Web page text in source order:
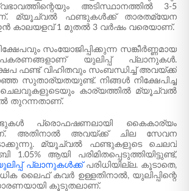
അടിസ്ഥാനത്തിൽ 3-5
മ്യൂച്വൽ ഫണ്ടുകൾക്ക് താരതമ്യേന
കാലയളവ് 1 മുതൽ 3 വർഷം വരെയാണ്.
സംയോജിപ്പിക്കുന്ന സങ്കീർണ്ണമായ
യുലിപ്പ് പ്ലാനുകൾ.
ഫണ്ട് വിഹിതവും സംബന്ധിച്ച് അവയ്ക്ക്
സുതാര്യതയുണ്ട്. നിങ്ങൾ നിക്ഷേപിച്ച
കാര്യത്തിൽ മ്യൂച്വൽ
തുറന്നതാണ്.
പ്രൊഫഷണലായി കൈകാര്യം
അതിനാൽ അവയ്ക്ക് ചില സേവന
മ്യൂച്വൽ ഫണ്ടുകളുടെ ചെലവ്
ആയി പരിമിതപ്പെടുത്തിയിട്ടുണ്ട്,
പ്ലാനുകൾക്ക്പരിധിയില്ല. കൂടാതെ,
ലൈഫ് കവർ ഉള്ളതിനാൽ, യുലിപ്പിന്റെ
കൂടുതലാണ്.